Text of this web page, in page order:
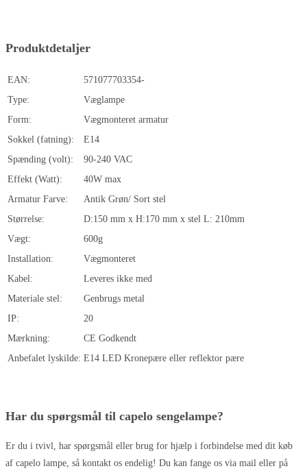
Produktdetaljer
EAN:
571077703354-
Type:
Væglampe
Form:
Vægmonteret armatur
Sokkel (fatning):
E14
Spænding (volt):
90-240 VAC
Effekt (Watt):
40W max
Armatur Farve:
Antik Grøn/ Sort stel
Størrelse:
D:150 mm x H:170 mm x stel L: 210mm
Vægt:
600g
Installation:
Vægmonteret
Kabel:
Leveres ikke med
Materiale stel:
Genbrugs metal
IP:
20
Mærkning:
CE Godkendt
Anbefalet lyskilde: E14 LED Kronepære eller reflektor pære
Har du spørgsmål til capelo sengelampe?
Er du i tvivl, har spørgsmål eller brug for hjælp i forbindelse med dit køb
af capelo lampe, så kontakt os endelig! Du kan fange os via mail eller på